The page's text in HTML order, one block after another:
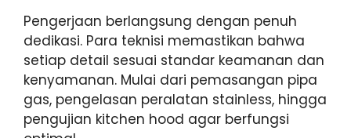
Pengerjaan berlangsung dengan penuh
dedikasi. Para teknisi memastikan bahwa
setiap detail sesuai standar keamanan dan
kenyamanan. Mulai dari pemasangan pipa
gas, pengelasan peralatan stainless, hingga
pengujian kitchen hood agar berfungsi